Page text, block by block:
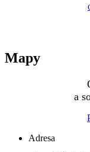
Mapy
a
Adresa